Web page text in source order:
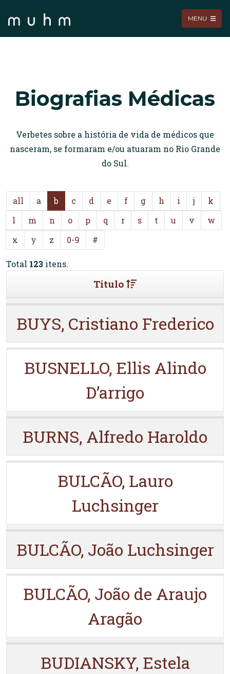
MENU
Biografias Médicas
Verbetes sobre a história de vida de médicos que
nasceram, se formaram e/ou atuaram no Rio Grande
do Sul.
all a b c d e f g h i j
k
l
m n o p q r s t u v
w
x
y z 0-9 #
Total 123 itens.
Titulo
BUYS, Cristiano Frederico
BUSNELLO, Ellis Alindo
D’arrigo
BURNS, Alfredo Haroldo
BULCÃO, Lauro
Luchsinger
BULCÃO, João Luchsinger
BULCÃO, João de Araujo
Aragão
BUDIANSKY, Estela